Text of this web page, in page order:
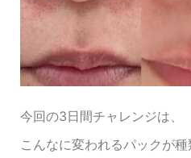
今回の3日間チャレンジは、
こんなに変われるパックが